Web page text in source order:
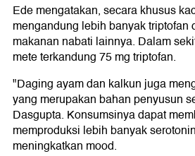
Ede mengatakan, secara khusus
mengandung lebih banyak triptofan
makanan nabati lainnya. Dalam
mete terkandung 75 mg triptofan.
"Daging ayam dan kalkun juga
yang merupakan bahan penyusun
Dasgupta. Konsumsinya dapat
memproduksi lebih banyak
meningkatkan mood.